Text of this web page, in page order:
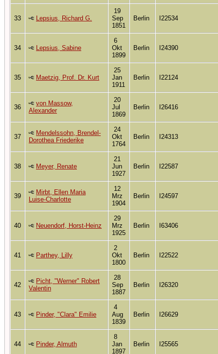
33 Lepsius, Richard G.
19
Sep
1851
Berlin I22534
34 Lepsius, Sabine
6
Okt
1899
Berlin I24390
35 Maetzig, Prof. Dr. Kurt
25
Jan
1911
Berlin I22124
36
von Massow,
Alexander
20
Jul
1869
Berlin I26416
37
Mendelssohn, Brendel-
Dorothea Friederike
24
Okt
1764
Berlin I24313
38 Meyer, Renate
21
Jun
1927
Berlin I22587
39
Mirbt, Ellen Maria
Luise-Charlotte
12
Mrz
1904
Berlin I24597
40 Neuendorf, Horst-Heinz
29
Mrz
1925
Berlin I63406
41 Parthey, Lilly
2
Okt
1800
Berlin I22522
42
Picht, "Werner" Robert
Valentin
28
Sep
1887
Berlin I26320
43 Pinder, "Clara" Emilie
4
Aug
1839
Berlin I26629
44 Pinder, Almuth
8
Jan
1897
Berlin I25565